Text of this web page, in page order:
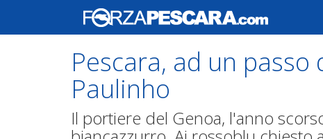
Pescara, ad un
Paulinho
Il portiere del Genoa, l'anno